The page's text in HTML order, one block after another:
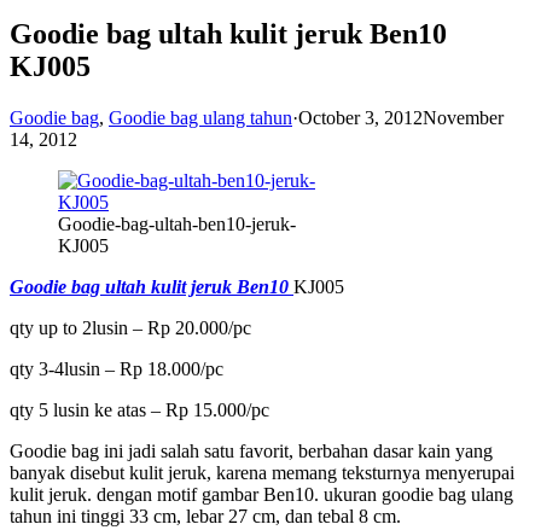
Goodie bag ultah kulit jeruk Ben10
KJ005
Goodie bag, Goodie bag ulang tahun·October 3, 2012November
14, 2012
Goodie-bag-ultah-ben10-jeruk-
KJ005
Goodie bag ultah kulit jeruk Ben10 KJ005
qty up to 2lusin – Rp 20.000/pc
qty 3-4lusin – Rp 18.000/pc
qty 5 lusin ke atas – Rp 15.000/pc
Goodie bag ini jadi salah satu favorit, berbahan dasar kain yang
banyak disebut kulit jeruk, karena memang teksturnya menyerupai
kulit jeruk. dengan motif gambar Ben10. ukuran goodie bag ulang
tahun ini tinggi 33 cm, lebar 27 cm, dan tebal 8 cm.